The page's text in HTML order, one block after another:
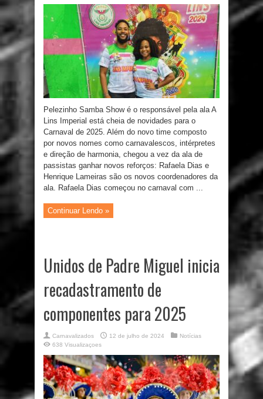
Pelezinho Samba Show é o responsável pela ala A
Lins Imperial está cheia de novidades para o
Carnaval de 2025. Além do novo time composto
por novos nomes como carnavalescos, intérpretes
e direção de harmonia, chegou a vez da ala de
passistas ganhar novos reforços: Rafaela Dias e
Henrique Lameiras são os novos coordenadores da
ala. Rafaela Dias começou no carnaval com ...
Continuar Lendo »
Unidos de Padre Miguel inicia
recadastramento de
componentes para 2025
Carnavalizados 12 de julho de 2024
Notícias
638 Visualizaçoes